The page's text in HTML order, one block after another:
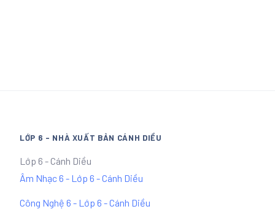
LỚP 6 - NHÀ XUẤT BẢN CÁNH DIỀU
Lớp 6 - Cánh Diều
Âm Nhạc 6 - Lớp 6 - Cánh Diều
Công Nghệ 6 - Lớp 6 - Cánh Diều